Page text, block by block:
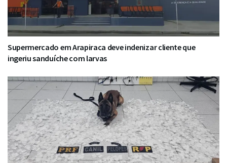
Supermercado em Arapiraca deve indenizar cliente que
ingeriu sanduíche com larvas